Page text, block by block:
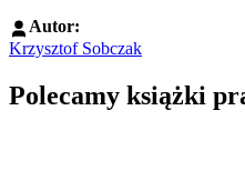
Autor:
Krzysztof Sobczak
Polecamy książki